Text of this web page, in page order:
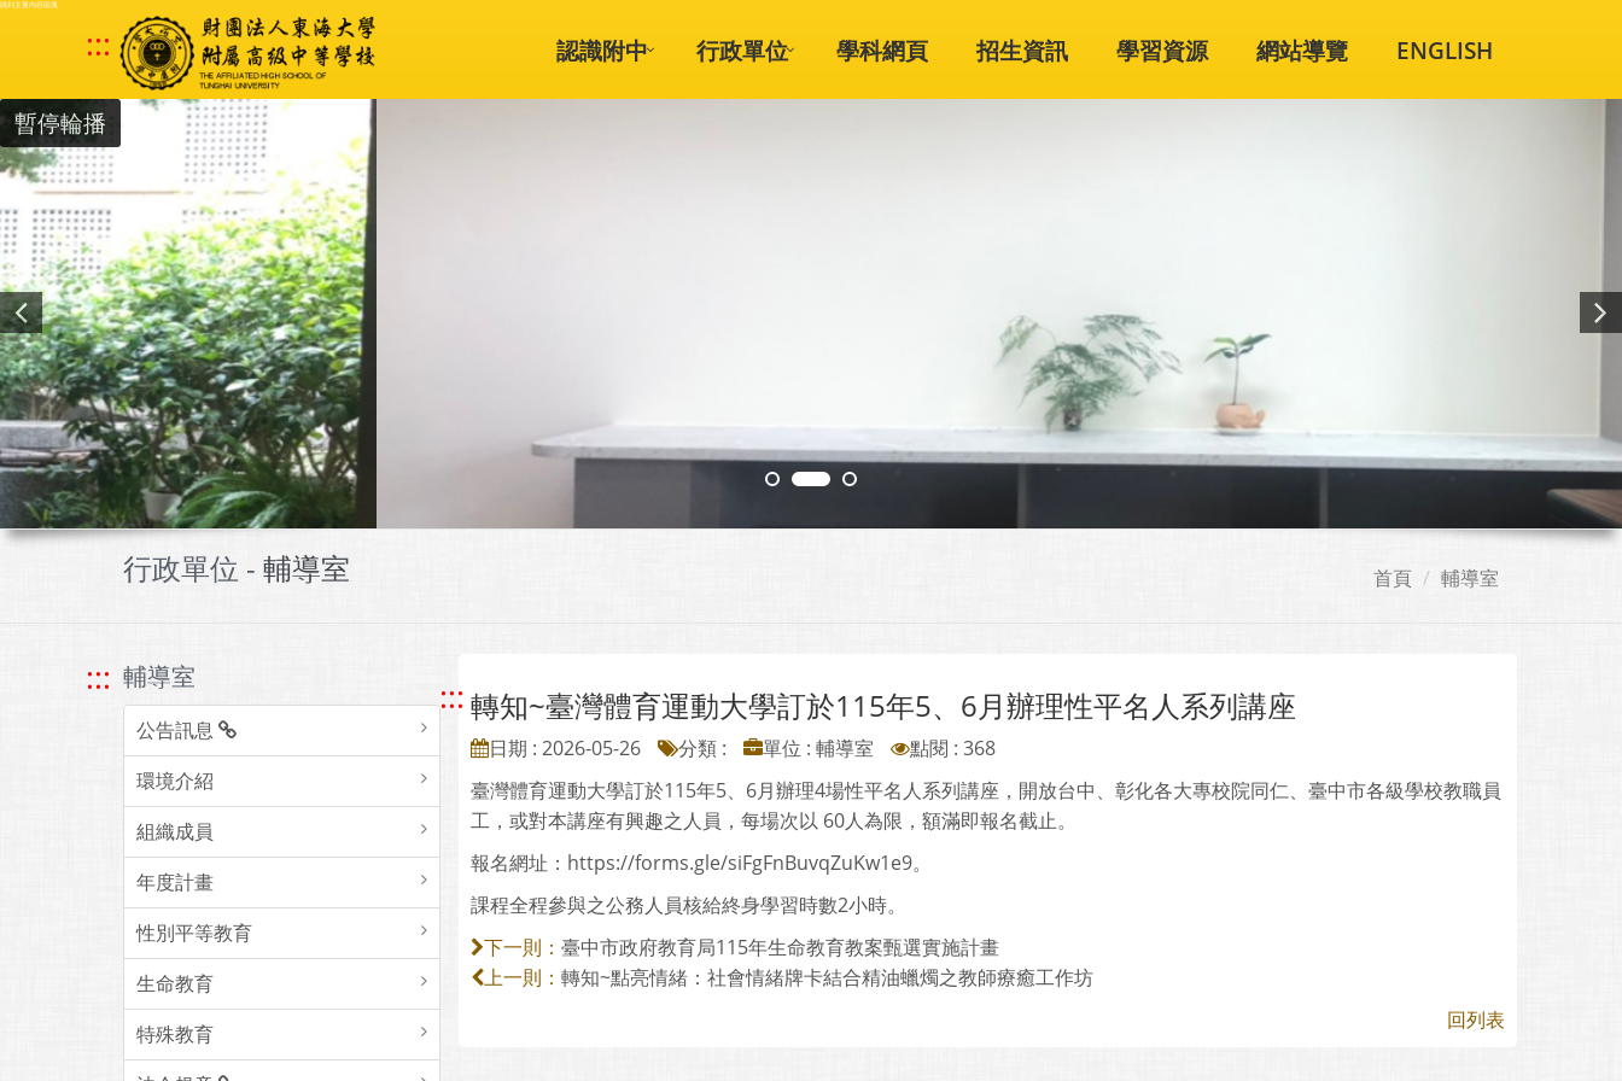
跳到主要內容區塊
::: 認識附中 行政單位 學科網頁 招生資訊 學習資源 網站導覽 ENGLISH
暫停輪播
行政單位 - 輔導室 首頁 輔導室
::: 輔導室
公告訊息
環境介紹
組織成員
年度計畫
性別平等教育
生命教育
特殊教育
::: 轉知~臺灣體育運動大學訂於115年5、6月辦理性平名人系列講座
日期 : 2026-05-26 分類 : 單位 : 輔導室
點閱 : 368
臺灣體育運動大學訂於115年5、6月辦理4場性平名人系列講座，開放台中、彰化各大專校院同仁、臺中市各級學校教職員
工，或對本講座有興趣之人員，每場次以 60人為限，額滿即報名截止。
報名網址：https://forms.gle/siFgFnBuvqZuKw1e9。
課程全程參與之公務人員核給終身學習時數2小時。
下一則： 臺中市政府教育局115年生命教育教案甄選實施計畫
上一則： 轉知~點亮情緒：社會情緒牌卡結合精油蠟燭之教師療癒工作坊
回列表